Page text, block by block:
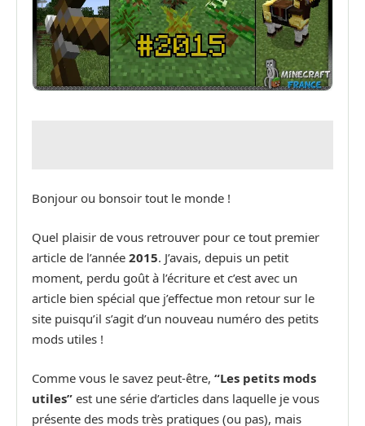
Bonjour ou bonsoir tout le monde !
Quel plaisir de vous retrouver pour ce tout premier
article de l’année 2015. J’avais, depuis un petit
moment, perdu goût à l’écriture et c’est avec un
article bien spécial que j’effectue mon retour sur le
site puisqu’il s’agit d’un nouveau numéro des petits
mods utiles !
Comme vous le savez peut-être, “Les petits mods
utiles” est une série d’articles dans laquelle je vous
présente des mods très pratiques (ou pas), mais